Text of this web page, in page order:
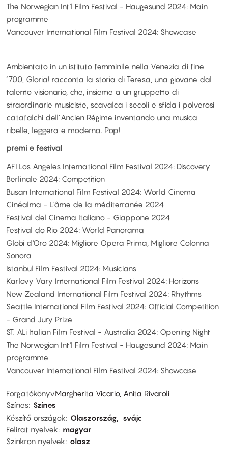
The Norwegian Int'l Film Festival - Haugesund 2024: Main
programme
Vancouver International Film Festival 2024: Showcase
Ambientato in un istituto femminile nella Venezia di fine
‘700, Gloria! racconta la storia di Teresa, una giovane dal
talento visionario, che, insieme a un gruppetto di
straordinarie musiciste, scavalca i secoli e sfida i polverosi
catafalchi dell’Ancien Régime inventando una musica
ribelle, leggera e moderna. Pop!
premi e festival
AFI Los Angeles International Film Festival 2024: Discovery
Berlinale 2024: Competition
Busan International Film Festival 2024: World Cinema
Cinéalma - L’âme de la méditerranée 2024
Festival del Cinema Italiano - Giappone 2024
Festival do Rio 2024: World Panorama
Globi d'Oro 2024: Migliore Opera Prima, Migliore Colonna
Sonora
Istanbul Film Festival 2024: Musicians
Karlovy Vary International Film Festival 2024: Horizons
New Zealand International Film Festival 2024: Rhythms
Seattle International Film Festival 2024: Official Competition
- Grand Jury Prize
ST. ALi Italian Film Festival - Australia 2024: Opening Night
The Norwegian Int'l Film Festival - Haugesund 2024: Main
programme
Vancouver International Film Festival 2024: Showcase
ForgatókönyvMargherita Vicario, Anita Rivaroli
Színes Színes
Készítő országok
Olaszország
svájc
Felirat nyelvek
magyar
Szinkron nyelvek
olasz